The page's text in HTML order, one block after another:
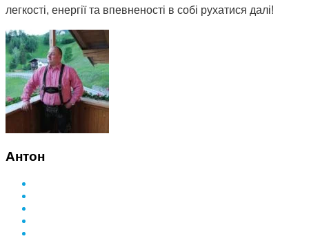
легкості, енергії та впевненості в собі рухатися далі!
Антон